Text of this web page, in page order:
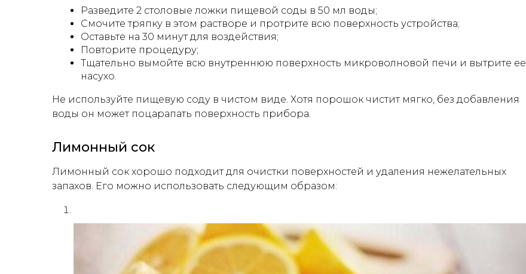
Разведите 2 столовые ложки пищевой соды в 50 мл воды;
Смочите тряпку в этом растворе и протрите всю поверхность устройства;
Оставьте на 30 минут для воздействия;
Повторите процедуру;
Тщательно вымойте всю внутреннюю поверхность микроволновой печи и вытрите ее
насухо.
Не используйте пищевую соду в чистом виде. Хотя порошок чистит мягко, без добавления
воды он может поцарапать поверхность прибора.
Лимонный сок
Лимонный сок хорошо подходит для очистки поверхностей и удаления нежелательных
запахов. Его можно использовать следующим образом: